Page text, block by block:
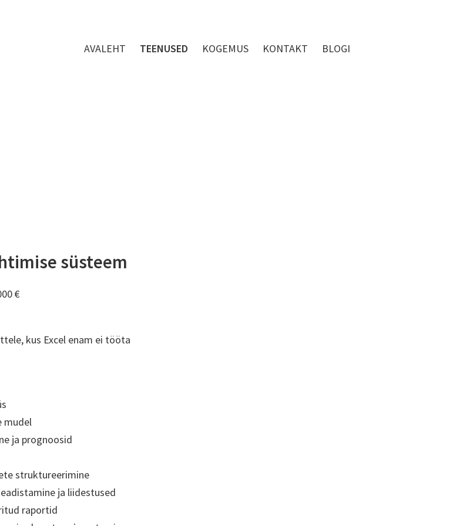
AVALEHT TEENUSED KOGEMUS KONTAKT BLOGI
süsteem
€
kus Excel enam ei tööta
mudel
ja prognoosid
struktureerimine
ja liidestused
raportid